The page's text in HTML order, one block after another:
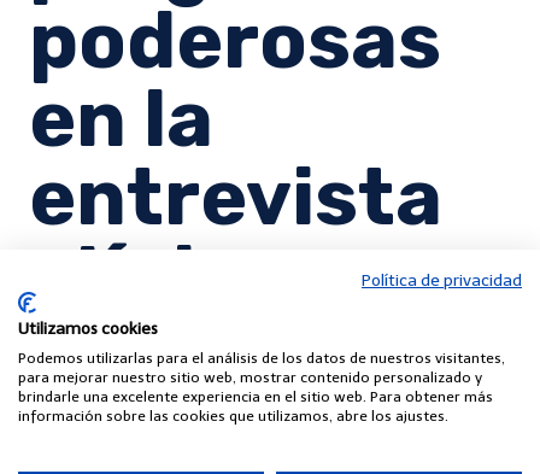
poderosas
en la
entrevista
clínica
Política de privacidad
Utilizamos cookies
Podemos utilizarlas para el análisis de los datos de nuestros visitantes,
para mejorar nuestro sitio web, mostrar contenido personalizado y
brindarle una excelente experiencia en el sitio web. Para obtener más
información sobre las cookies que utilizamos, abre los ajustes.